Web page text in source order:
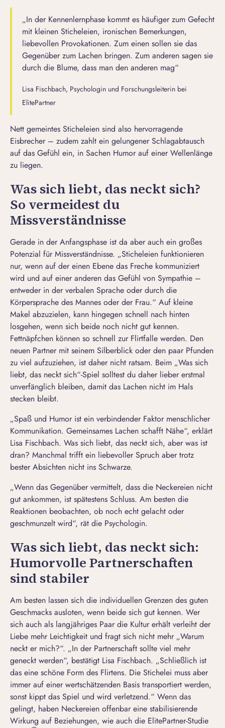
„In der Kennenlernphase kommt es häufiger zum Gefecht
mit kleinen Sticheleien, ironischen Bemerkungen,
liebevollen Provokationen. Zum einen sollen sie das
Gegenüber zum Lachen bringen. Zum anderen sagen sie
durch die Blume, dass man den anderen mag“
Lisa Fischbach, Psychologin und Forschungsleiterin bei
ElitePartner
Nett gemeintes Sticheleien sind also hervorragende
Eisbrecher – zudem zahlt ein gelungener Schlagabtausch
auf das Gefühl ein, in Sachen Humor auf einer Wellenlänge
zu liegen.
Was sich liebt, das neckt sich?
So vermeidest du
Missverständnisse
Gerade in der Anfangsphase ist da aber auch ein großes
Potenzial für Missverständnisse. „Sticheleien funktionieren
nur, wenn auf der einen Ebene das Freche kommuniziert
wird und auf einer anderen das Gefühl von Sympathie –
entweder in der verbalen Sprache oder durch die
Körpersprache des Mannes oder der Frau.“ Auf kleine
Makel abzuzielen, kann hingegen schnell nach hinten
losgehen, wenn sich beide noch nicht gut kennen.
Fettnäpfchen können so schnell zur Flirtfalle werden. Den
neuen Partner mit seinem Silberblick oder den paar Pfunden
zu viel aufzuziehen, ist daher nicht ratsam. Beim „Was sich
liebt, das neckt sich“-Spiel solltest du daher lieber erstmal
unverfänglich bleiben, damit das Lachen nicht im Hals
stecken bleibt.
„Spaß und Humor ist ein verbindender Faktor menschlicher
Kommunikation. Gemeinsames Lachen schafft Nähe“, erklärt
Lisa Fischbach. Was sich liebt, das neckt sich, aber was ist
dran? Manchmal trifft ein liebevoller Spruch aber trotz
bester Absichten nicht ins Schwarze.
„Wenn das Gegenüber vermittelt, dass die Neckereien nicht
gut ankommen, ist spätestens Schluss. Am besten die
Reaktionen beobachten, ob noch echt gelacht oder
geschmunzelt wird“, rät die Psychologin.
Was sich liebt, das neckt sich:
Humorvolle Partnerschaften
sind stabiler
Am besten lassen sich die individuellen Grenzen des guten
Geschmacks ausloten, wenn beide sich gut kennen. Wer
sich auch als langjähriges Paar die Kultur erhält verleiht der
Liebe mehr Leichtigkeit und fragt sich nicht mehr „Warum
neckt er mich?“. „In der Partnerschaft sollte viel mehr
geneckt werden“, bestätigt Lisa Fischbach. „Schließlich ist
das eine schöne Form des Flirtens. Die Stichelei muss aber
immer auf einer wertschätzenden Basis transportiert werden,
sonst kippt das Spiel und wird verletzend.“ Wenn das
gelingt, haben Neckereien offenbar eine stabilisierende
Wirkung auf Beziehungen, wie auch die ElitePartner-Studie